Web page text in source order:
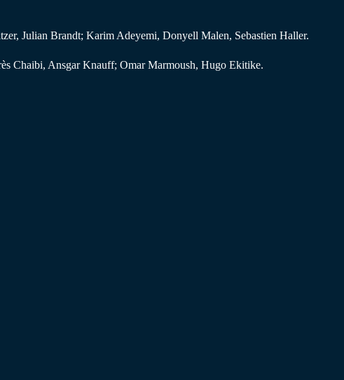
Julian Brandt; Karim Adeyemi, Donyell Malen, Sebastien Haller.
Chaibi, Ansgar Knauff; Omar Marmoush, Hugo Ekitike.